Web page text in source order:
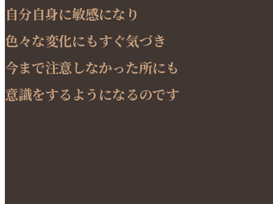
自分自身に敏感になり
色々な変化にもすぐ気づき
今まで注意しなかった所にも
意識をするようになるのです